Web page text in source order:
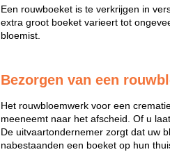
Een rouwboeket is te verkrijgen in
extra groot boeket varieert tot
bloemist.
Bezorgen van een
Het rouwbloemwerk voor een
meeneemt naar het afscheid. Of u
De uitvaartondernemer zorgt dat uw
nabestaanden een boeket op hun